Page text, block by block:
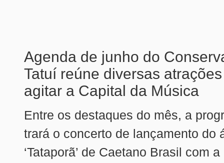
Agenda de junho do
Tatuí reúne diversas
agitar a Capital da Música
Entre os destaques do mês, a
trará o concerto de lançamento do
‘Tataporã’ de Caetano Brasil com